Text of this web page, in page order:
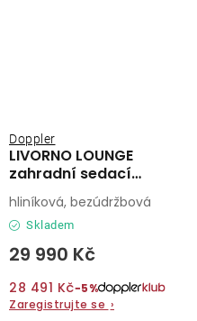
LIVORNO LOUNGE
zahradní sedací
souprava
Doppler
Skladem
29 990 Kč
28 491 Kč−5%
Zaregistrujte se ›
hliníková, bezúdržbová